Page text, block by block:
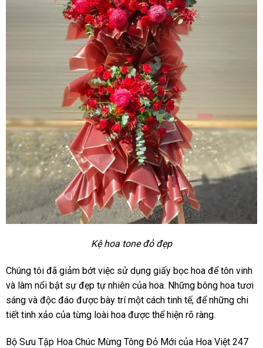
Kệ hoa tone đỏ đẹp
Chúng tôi đã giảm bớt việc sử dụng giấy bọc hoa để tôn vinh
và làm nổi bật sự đẹp tự nhiên của hoa. Những bông hoa tươi
sáng và độc đáo được bày trí một cách tinh tế, để những chi
tiết tinh xảo của từng loài hoa được thể hiện rõ ràng.
Bộ Sưu Tập Hoa Chúc Mừng Tông Đỏ Mới của Hoa Việt 247